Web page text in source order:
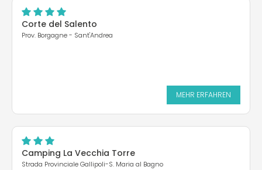
Corte del Salento
Prov. Borgagne - Sant'Andrea
MEHR ERFAHREN
Camping La Vecchia Torre
Strada Provinciale Gallipoli-S. Maria al Bagno